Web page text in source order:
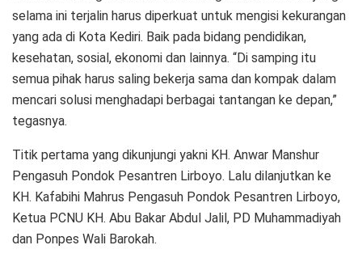
selama ini terjalin harus diperkuat untuk mengisi kekurangan
yang ada di Kota Kediri. Baik pada bidang pendidikan,
kesehatan, sosial, ekonomi dan lainnya. “Di samping itu
semua pihak harus saling bekerja sama dan kompak dalam
mencari solusi menghadapi berbagai tantangan ke depan,”
tegasnya.
Titik pertama yang dikunjungi yakni KH. Anwar Manshur
Pengasuh Pondok Pesantren Lirboyo. Lalu dilanjutkan ke
KH. Kafabihi Mahrus Pengasuh Pondok Pesantren Lirboyo,
Ketua PCNU KH. Abu Bakar Abdul Jalil, PD Muhammadiyah
dan Ponpes Wali Barokah.